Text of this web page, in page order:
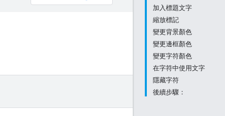
加入標題文字
縮放標記
變更背景顏色
變更邊框顏色
變更字符顏色
在字符中使用文字
隱藏字符
後續步驟：